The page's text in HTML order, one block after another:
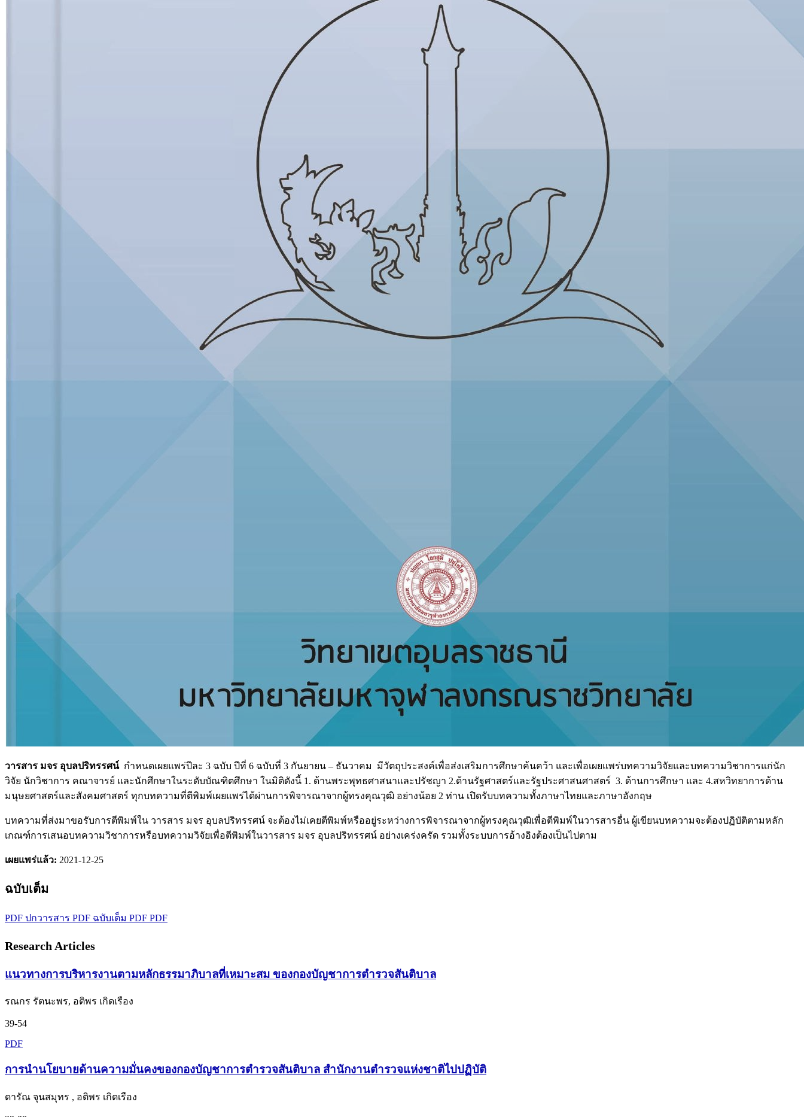
วารสาร มจร อุบลปริทรรศน์ กำหนดเผยแพร่ปีละ 3 ฉบับ ปีที่ 6 ฉบับที่ 3 กันยายน – ธันวาคม มีวัตถุประสงค์เพื่อส่งเสริมการศึกษาค้นคว้า และเพื่อเผยแพร่บทความวิจัยและบทความวิชาการแก่นัก
วิจัย นักวิชาการ คณาจารย์ และนักศึกษาในระดับบัณฑิตศึกษา ในมิติดังนี้ 1. ด้านพระพุทธศาสนาและปรัชญา 2.ด้านรัฐศาสตร์และรัฐประศาสนศาสตร์ 3. ด้านการศึกษา และ 4.สหวิทยาการด้าน
มนุษยศาสตร์และสังคมศาสตร์ ทุกบทความที่ตีพิมพ์เผยแพร่ได้ผ่านการพิจารณาจากผู้ทรงคุณวุฒิ อย่างน้อย 2 ท่าน เปิดรับบทความทั้งภาษาไทยและภาษาอังกฤษ
บทความที่ส่งมาขอรับการตีพิมพ์ใน วารสาร มจร อุบลปริทรรศน์ จะต้องไม่เคยตีพิมพ์หรืออยู่ระหว่างการพิจารณาจากผู้ทรงคุณวุฒิเพื่อตีพิมพ์ในวารสารอื่น ผู้เขียนบทความจะต้องปฏิบัติตามหลัก
เกณฑ์การเสนอบทความวิชาการหรือบทความวิจัยเพื่อตีพิมพ์ในวารสาร มจร อุบลปริทรรศน์ อย่างเคร่งครัด รวมทั้งระบบการอ้างอิงต้องเป็นไปตาม
เผยแพร่แล้ว: 2021-12-25
ฉบับเต็ม
PDF ปกวารสาร PDF ฉบับเต็ม PDF PDF
Research Articles
แนวทางการบริหารงานตามหลักธรรมาภิบาลที่เหมาะสม ของกองบัญชาการตำรวจสันติบาล
รณกร รัตนะพร, อติพร เกิดเรือง
39-54
PDF
การนำนโยบายด้านความมั่นคงของกองบัญชาการตำรวจสันติบาล สำนักงานตำรวจแห่งชาติไปปฏิบัติ
ดารัณ จุนสมุทร , อติพร เกิดเรือง